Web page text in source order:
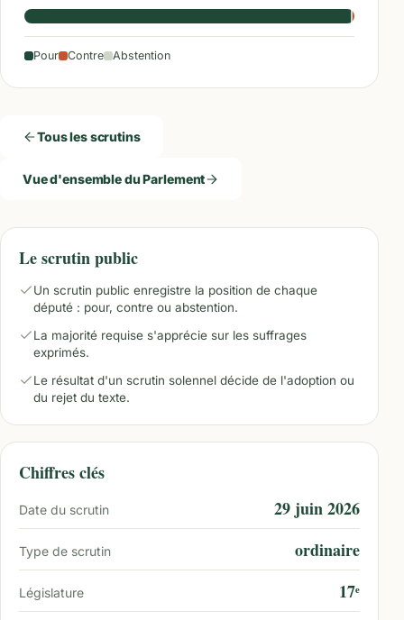
Pour Contre Abstention
Tous les scrutins
Vue d'ensemble du Parlement
Le scrutin public
Un scrutin public enregistre la position de chaque
député : pour, contre ou abstention.
La majorité requise s'apprécie sur les suffrages
exprimés.
Le résultat d'un scrutin solennel décide de l'adoption ou
du rejet du texte.
Chiffres clés
Date du scrutin 29 juin 2026
Type de scrutin ordinaire
Législature 17ᵉ